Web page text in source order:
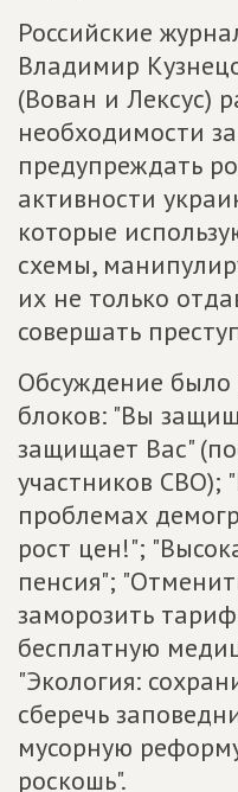
Российские
Владимир
(Вован и Лексус)
необходимости
предупреждать
активности
которые
схемы,
их не только
совершать
Обсуждение было
блоков: "Вы
защищает Вас"
участников СВО);
проблемах
рост цен!";
пенсия";
заморозить
бесплатную
"Экология:
сберечь
мусорную
роскошь".